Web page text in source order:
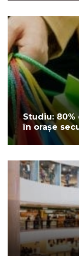
Studiu:
în orașe